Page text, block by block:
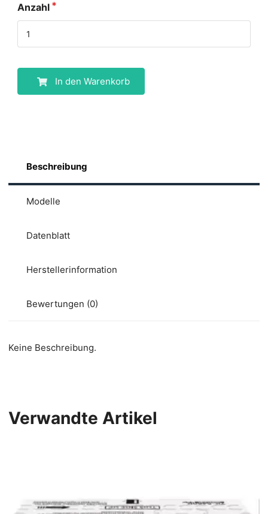
Anzahl
In den Warenkorb
Beschreibung
Modelle
Datenblatt
Herstellerinformation
Bewertungen (0)
Keine Beschreibung.
Verwandte Artikel